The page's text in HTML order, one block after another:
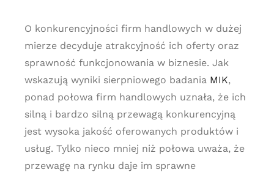
O konkurencyjności firm handlowych w dużej
mierze decyduje atrakcyjność ich oferty oraz
sprawność funkcjonowania w biznesie. Jak
wskazują wyniki sierpniowego badania MIK,
ponad połowa firm handlowych uznała, że ich
silną i bardzo silną przewagą konkurencyjną
jest wysoka jakość oferowanych produktów i
usług. Tylko nieco mniej niż połowa uważa, że
przewagę na rynku daje im sprawne